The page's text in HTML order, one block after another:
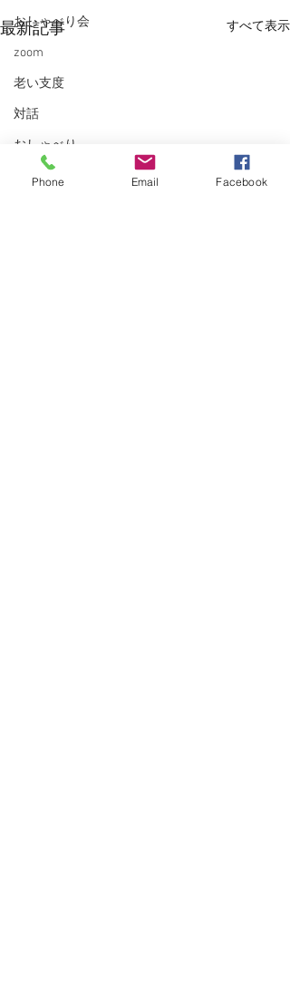
おしゃべり会
zoom
老い支度
対話
おしゃべり
コロナ
最新記事 すべて表示
Phone Email Facebook